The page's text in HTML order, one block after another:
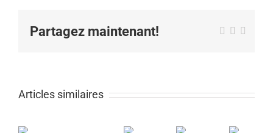
Partagez maintenant! Facebook
X
Articles similaires